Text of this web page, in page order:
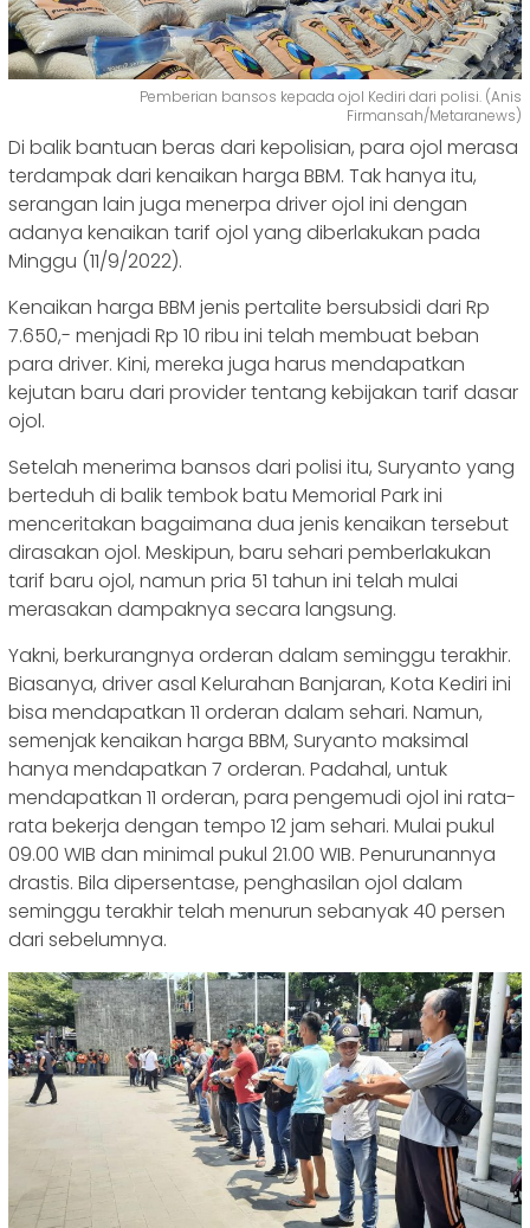
Pemberian bansos kepada ojol Kediri dari polisi. (Anis
Firmansah/Metaranews)
Di balik bantuan beras dari kepolisian, para ojol merasa
terdampak dari kenaikan harga BBM. Tak hanya itu,
serangan lain juga menerpa driver ojol ini dengan
adanya kenaikan tarif ojol yang diberlakukan pada
Minggu (11/9/2022).
Kenaikan harga BBM jenis pertalite bersubsidi dari Rp
7.650,- menjadi Rp 10 ribu ini telah membuat beban
para driver. Kini, mereka juga harus mendapatkan
kejutan baru dari provider tentang kebijakan tarif dasar
ojol.
Setelah menerima bansos dari polisi itu, Suryanto yang
berteduh di balik tembok batu Memorial Park ini
menceritakan bagaimana dua jenis kenaikan tersebut
dirasakan ojol. Meskipun, baru sehari pemberlakukan
tarif baru ojol, namun pria 51 tahun ini telah mulai
merasakan dampaknya secara langsung.
Yakni, berkurangnya orderan dalam seminggu terakhir.
Biasanya, driver asal Kelurahan Banjaran, Kota Kediri ini
bisa mendapatkan 11 orderan dalam sehari. Namun,
semenjak kenaikan harga BBM, Suryanto maksimal
hanya mendapatkan 7 orderan. Padahal, untuk
mendapatkan 11 orderan, para pengemudi ojol ini rata-
rata bekerja dengan tempo 12 jam sehari. Mulai pukul
09.00 WIB dan minimal pukul 21.00 WIB. Penurunannya
drastis. Bila dipersentase, penghasilan ojol dalam
seminggu terakhir telah menurun sebanyak 40 persen
dari sebelumnya.